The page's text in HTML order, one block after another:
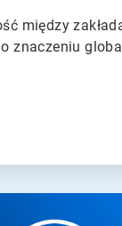
między
znaczeniu
r